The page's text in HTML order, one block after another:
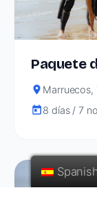
Paquete
Marruecos,
8 días / 7